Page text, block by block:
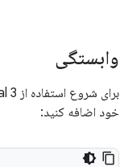
وابستگی
برای شروع استفاده از Material 3 در برنامه Compose خود، وابستگی
خود اضافه کنید: